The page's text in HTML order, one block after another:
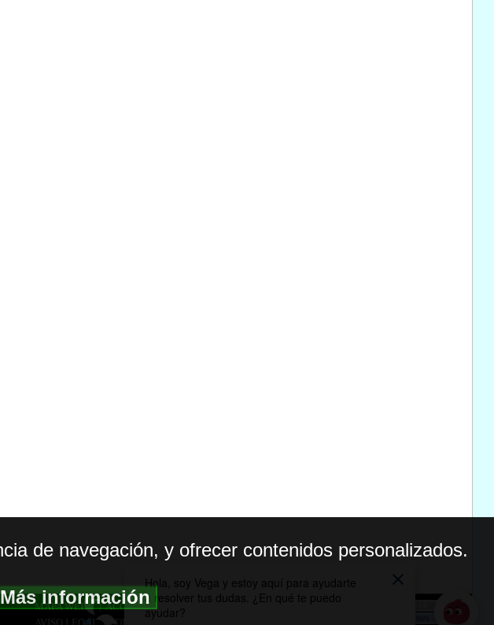
MAPA WEB|ACCESIBILIDAD
AVISO LEGAL| POLITICA DE PRIVACIDAD
de navegación, y ofrecer contenidos personalizados.
información